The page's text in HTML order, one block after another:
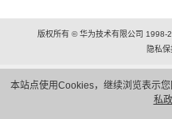
本站点使用Cookies，继续浏览表示
私
版权所有 © 华为技术有限公司
隐私保